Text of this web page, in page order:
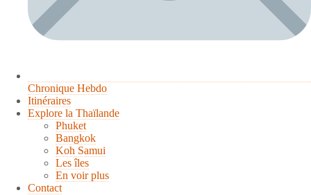
Chronique Hebdo
Itinéraires
Explore la Thaïlande
Phuket
Bangkok
Koh Samui
Les îles
En voir plus
Contact